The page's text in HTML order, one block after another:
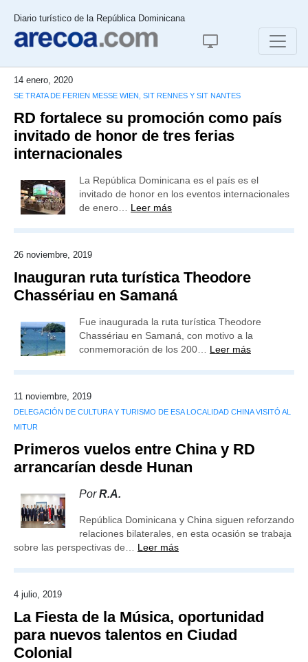
Diario turístico de la República Dominicana
14 enero, 2020
SE TRATA DE FERIEN MESSE WIEN, SIT RENNES Y SIT NANTES
RD fortalece su promoción como país
invitado de honor de tres ferias
internacionales
La República Dominicana es el país es el
invitado de honor en los eventos internacionales
de enero… Leer más
26 noviembre, 2019
Inauguran ruta turística Theodore
Chassériau en Samaná
Fue inaugurada la ruta turística Theodore
Chassériau en Samaná, con motivo a la
conmemoración de los 200… Leer más
11 noviembre, 2019
DELEGACIÓN DE CULTURA Y TURISMO DE ESA LOCALIDAD CHINA VISITÓ AL
MITUR
Primeros vuelos entre China y RD
arrancarían desde Hunan
PorR.A.
República Dominicana y China siguen reforzando
relaciones bilaterales, en esta ocasión se trabaja
sobre las perspectivas de… Leer más
4 julio, 2019
La Fiesta de la Música, oportunidad
para nuevos talentos en Ciudad
Colonial